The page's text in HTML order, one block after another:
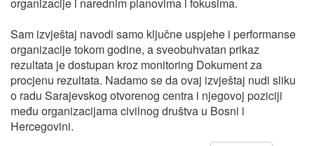
organizacije i narednim planovima i fokusima.
Sam izvještaj navodi samo ključne uspjehe i performanse
organizacije tokom godine, a sveobuhvatan prikaz
rezultata je dostupan kroz monitoring Dokument za
procjenu rezultata. Nadamo se da ovaj izvještaj nudi sliku
o radu Sarajevskog otvorenog centra i njegovoj poziciji
među organizacijama civilnog društva u Bosni i
Hercegovini.